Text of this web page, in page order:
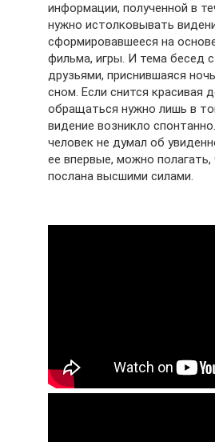
информации, полученной в
нужно истолковывать
сформировавшееся на
фильма, игры. И тема бесед
друзьями, приснившаяся
сном. Если снится красивая
обращаться нужно лишь в
видение возникло
человек не думал об
ее впервые, можно
послана высшими силами.